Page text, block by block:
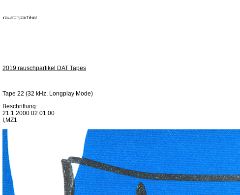
2019 rauschpartikel DAT Tapes
Tape 22 (32 kHz, Longplay Mode)
Beschriftung:
21.1.2000 02.01.00
I,MZ1